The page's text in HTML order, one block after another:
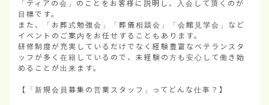
「ティアの会」のことをお客様に説明し、入会して頂くのが
目標です。
また、「お葬式勉強会」「葬儀相談会」「会館見学会」など
イベントのご案内をお任せすることもあります。
研修制度が充実しているだけでなく経験豊富なベテランスタ
ッフが多く在籍しているので、未経験の方も安心して働き始
めることが出来ます。
【「新規会員募集の営業スタッフ」ってどんな仕事？】